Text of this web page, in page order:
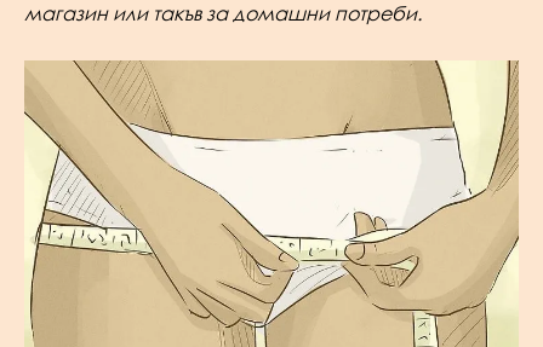
магазин или такъв за домашни потреби.